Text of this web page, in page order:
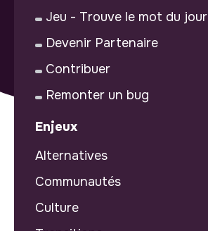
Jeu - Trouve le mot du jour
Devenir Partenaire
Contribuer
Remonter un bug
Enjeux
Alternatives
Communautés
Culture